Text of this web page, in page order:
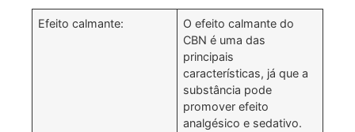
Efeito calmante:
O efeito calmante do
CBN é uma das
principais
características, já que a
substância pode
promover efeito
analgésico e sedativo.